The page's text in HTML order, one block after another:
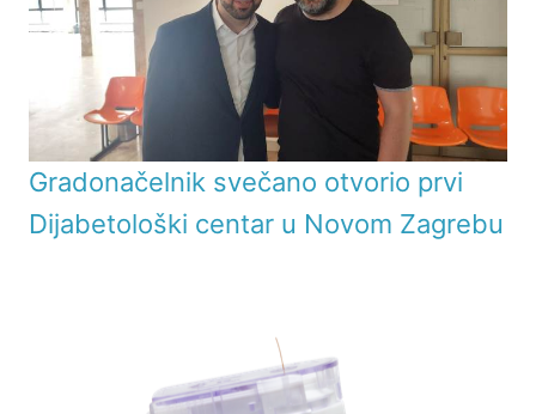
Gradonačelnik svečano otvorio prvi
Dijabetološki centar u Novom Zagrebu